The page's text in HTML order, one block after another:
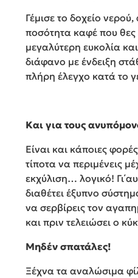
Γέμισε το δοχείο
ποσότητα καφέ που θες
μεγαλύτερη ευκολία
διάφανο με ένδειξη
πλήρη έλεγχο κατά το
Και για τους
Είναι και κάποιες
τίποτα να περιμένεις
εκχύλιση… λογικό!
διαθέτει έξυπνο
να σερβίρεις τον
και πριν τελειώσει ο
Μηδέν σπατάλες!
Ξέχνα τα αναλώσιμα